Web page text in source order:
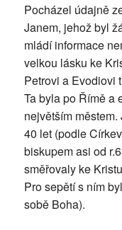
Pocházel údajně
Janem, jehož byl
mládí informace
velkou lásku ke
Petrovi a Evodiovi
Ta byla po Římě a
největším
40 let (podle
biskupem asi od
směřovaly ke
Pro sepětí s ním
sobě Boha).